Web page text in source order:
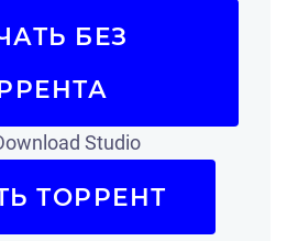
БЕЗ
Studio
ТОРРЕНТ